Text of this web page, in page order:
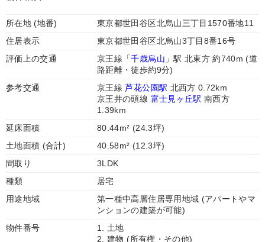
所在地 (地番)
東京都世田谷区北烏山三丁目1570番地11
住居表示
東京都世田谷区北烏山3丁目8番16号
評価上の交通
京王線「千歳烏山 」駅 北東方 約740m (道
路距離・徒歩約9分)
参考交通
京王線芦花公園駅 北西方 0.72km
京王井の頭線 富士見ヶ丘駅 南西方
1.39km
延床面積
80.44m² (24.3坪)
土地面積 (合計)
40.58m² (12.3坪)
間取り
3LDK
種類
居宅
用途地域
第一種中高層住居専用地域 (アパートやマ
ンションの建築が可能)
物件番号
1. 土地
2. 建物 (所有権・その他)